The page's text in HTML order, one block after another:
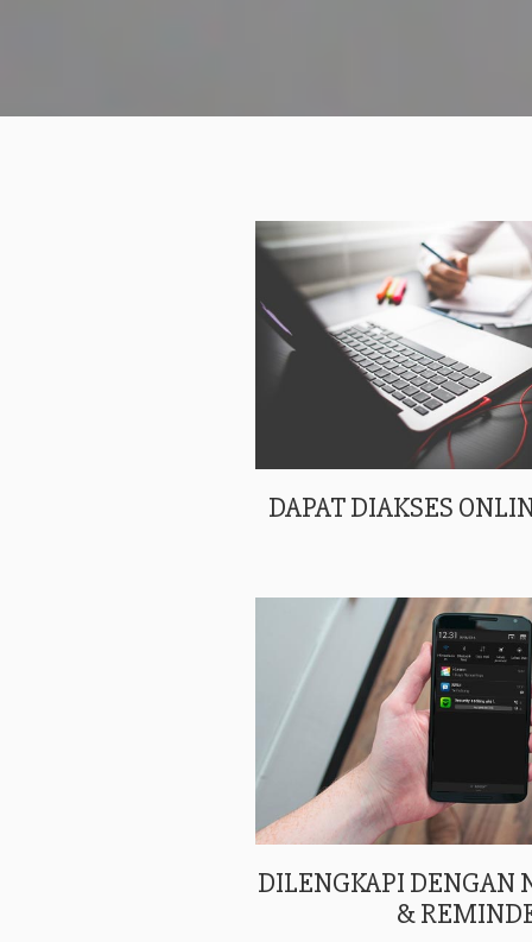
DAPAT DIAKSES
DILENGKAPI DENGAN
&